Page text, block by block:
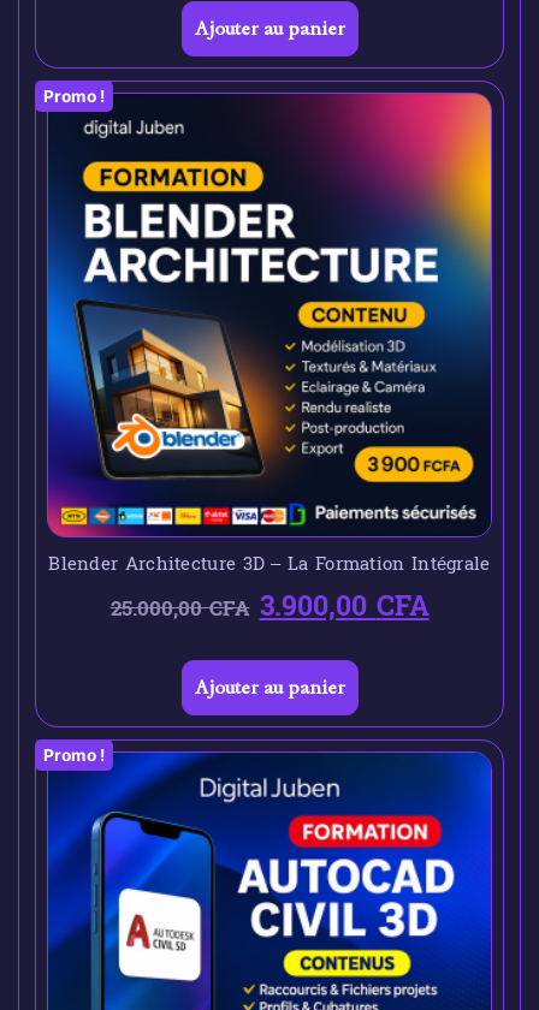
Ajouter au panier
Promo !
Blender Architecture 3D – La Formation Intégrale
25.000,00CFA 3.900,00CFA
Ajouter au panier
Promo !